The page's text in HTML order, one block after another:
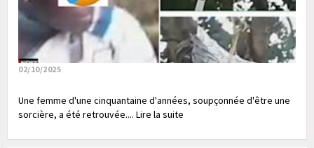
02/10/2025
Une femme d'une cinquantaine d'années, soupçonnée d'être une
sorcière, a été retrouvée.... Lire la suite